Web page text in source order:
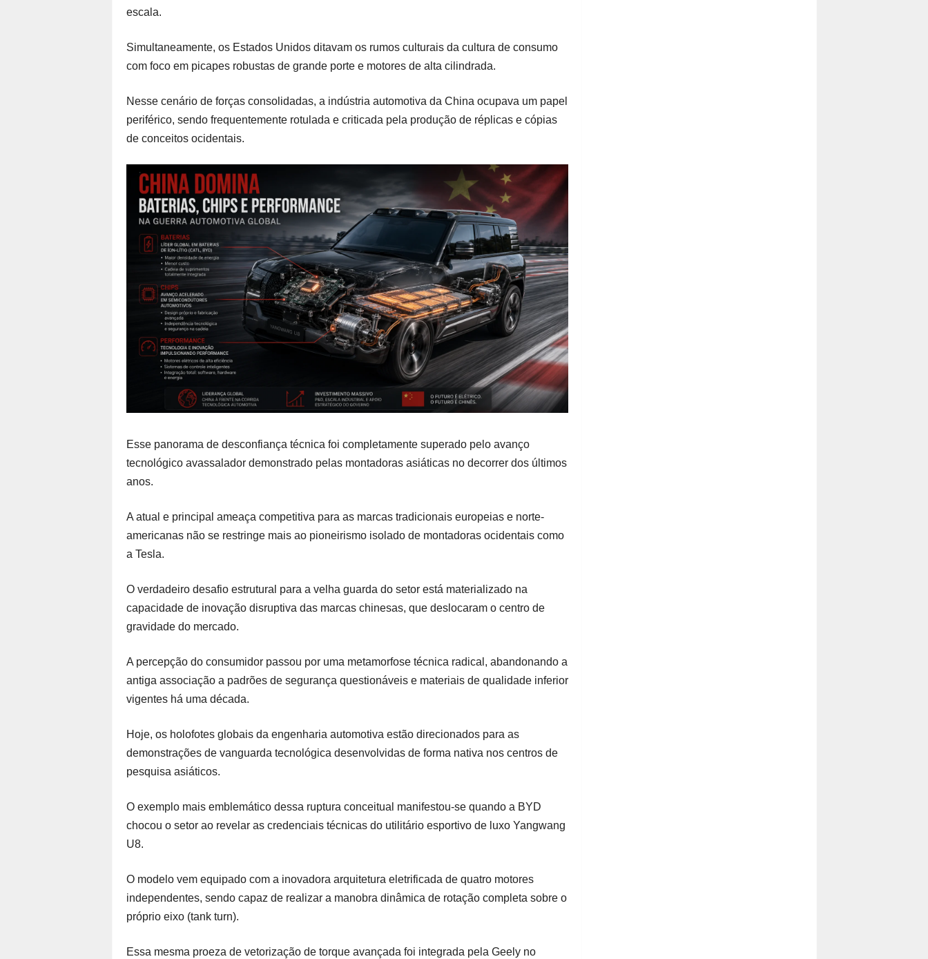
escala.
Simultaneamente, os Estados Unidos ditavam os rumos culturais da cultura de consumo
com foco em picapes robustas de grande porte e motores de alta cilindrada.
Nesse cenário de forças consolidadas, a indústria automotiva da China ocupava um papel
periférico, sendo frequentemente rotulada e criticada pela produção de réplicas e cópias
de conceitos ocidentais.
Esse panorama de desconfiança técnica foi completamente superado pelo avanço
tecnológico avassalador demonstrado pelas montadoras asiáticas no decorrer dos últimos
anos.
A atual e principal ameaça competitiva para as marcas tradicionais europeias e norte-
americanas não se restringe mais ao pioneirismo isolado de montadoras ocidentais como
a Tesla.
O verdadeiro desafio estrutural para a velha guarda do setor está materializado na
capacidade de inovação disruptiva das marcas chinesas, que deslocaram o centro de
gravidade do mercado.
A percepção do consumidor passou por uma metamorfose técnica radical, abandonando a
antiga associação a padrões de segurança questionáveis e materiais de qualidade inferior
vigentes há uma década.
Hoje, os holofotes globais da engenharia automotiva estão direcionados para as
demonstrações de vanguarda tecnológica desenvolvidas de forma nativa nos centros de
pesquisa asiáticos.
O exemplo mais emblemático dessa ruptura conceitual manifestou-se quando a BYD
chocou o setor ao revelar as credenciais técnicas do utilitário esportivo de luxo Yangwang
U8.
O modelo vem equipado com a inovadora arquitetura eletrificada de quatro motores
independentes, sendo capaz de realizar a manobra dinâmica de rotação completa sobre o
próprio eixo (tank turn).
Essa mesma proeza de vetorização de torque avançada foi integrada pela Geely no